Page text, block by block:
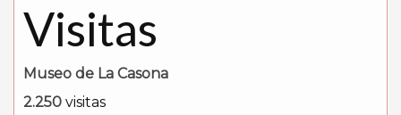
Visitas
Museo de La Casona
2.250 visitas